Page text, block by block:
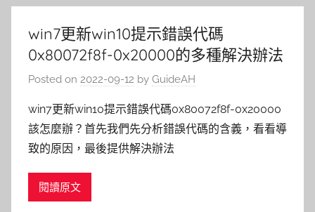
win7更新win10提示錯誤代碼
0x80072f8f-0x20000的多種解決辦法
Posted on 2022-09-12 by GuideAH
win7更新win10提示錯誤代碼0x80072f8f-0x20000
該怎麼辦？首先我們先分析錯誤代碼的含義，看看導
致的原因，最後提供解決辦法
閱讀原文